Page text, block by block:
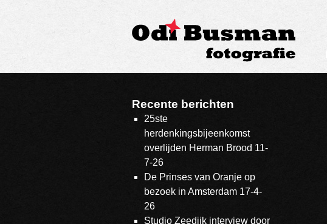
Recente berichten
25ste
herdenkingsbijeenkomst
overlijden Herman Brood 11-
7-26
De Prinses van Oranje op
bezoek in Amsterdam 17-4-
26
Studio Zeedijk interview door